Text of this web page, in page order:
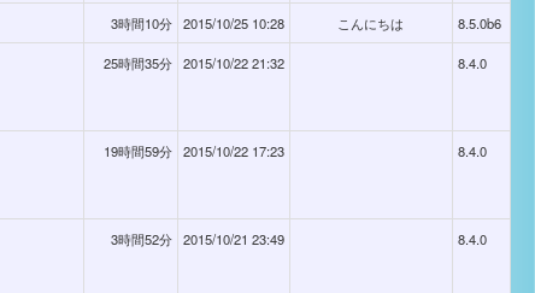
3時間10分 2015/10/25 10:28 こんにちは 8.5.0b6
25時間35分 2015/10/22 21:32 8.4.0
19時間59分 2015/10/22 17:23 8.4.0
3時間52分 2015/10/21 23:49 8.4.0